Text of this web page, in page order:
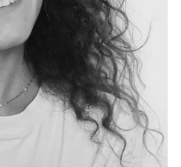
et 1 an en startup
possibles à un design
qu’il faut viser. » –